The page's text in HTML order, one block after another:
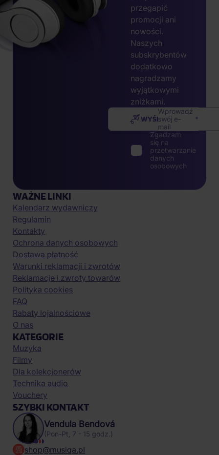
przegapić
promocji ani
nowości.
Naszych
subskrybentów
dodatkowo
nagradzamy
wyjątkowymi
zniżkami.
Wprowadź
swój e-
mail
WYŚLIJ
Zgadzam
się na
przetwarzanie
danych
osobowych
WAŻNE LINKI
Kalendarz wydawniczy
Regulamin
Kontakty
Ochrona danych osobowych
Dostawa płatność
Warunki reklamacji i zwrotów
Reklamacje i zwroty towarów
Polityka cookies
FAQ
Rabaty lojalnościowe
O nas
KATEGORIE
Muzyka
Filmy
Dla kolekcjonerów
Technika audio
Vouchery
SZYBKI KONTAKT
Vendula Bendová
(Pon-Pt, 7 - 15 godz.)
shop@musiqa.pl